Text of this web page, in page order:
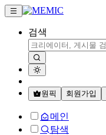
검색
원픽 회원가입
메인
탐색